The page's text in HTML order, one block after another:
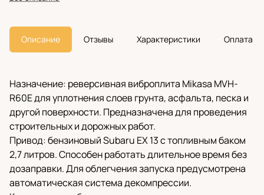
Описание Отзывы Характеристики Оплата
Назначение: реверсивная виброплита Mikasa MVH-
R60E для уплотнения слоев грунта, асфальта, песка и
другой поверхности. Предназначена для проведения
строительных и дорожных работ.
Привод: бензиновый Subaru EX 13 с топливным баком
2,7 литров. Способен работать длительное время без
дозаправки. Для облегчения запуска предусмотрена
автоматическая система декомпрессии.